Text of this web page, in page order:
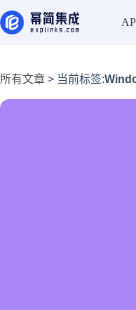
所有文章 > 当前标签: